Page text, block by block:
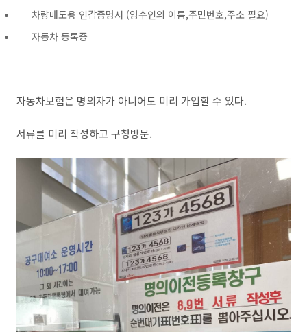
차량매도용 인감증명서 (양수인의 이름,주민번호,주소 필요)
자동차 등록증
자동차보험은 명의자가 아니어도 미리 가입할 수 있다.
서류를 미리 작성하고 구청방문.